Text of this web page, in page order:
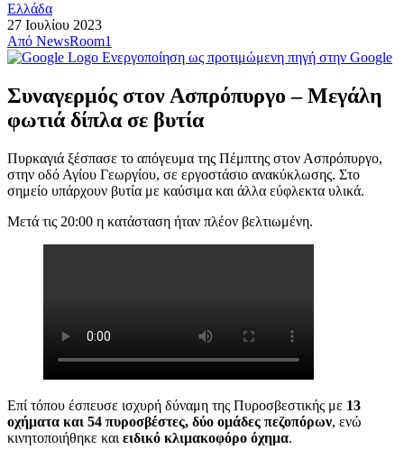
Ελλάδα
27 Ιουλίου 2023
Από NewsRoom1
Ενεργοποίηση ως προτιμώμενη πηγή στην Google
Συναγερμός στον Ασπρόπυργο – Μεγάλη
φωτιά δίπλα σε βυτία
Πυρκαγιά ξέσπασε το απόγευμα της Πέμπτης στον Ασπρόπυργο,
στην οδό Αγίου Γεωργίου, σε εργοστάσιο ανακύκλωσης. Στο
σημείο υπάρχουν βυτία με καύσιμα και άλλα εύφλεκτα υλικά.
Μετά τις 20:00 η κατάσταση ήταν πλέον βελτιωμένη.
Επί τόπου έσπευσε ισχυρή δύναμη της Πυροσβεστικής με 13
οχήματα και 54 πυροσβέστες, δύο ομάδες πεζοπόρων, ενώ
κινητοποιήθηκε και ειδικό κλιμακοφόρο όχημα.